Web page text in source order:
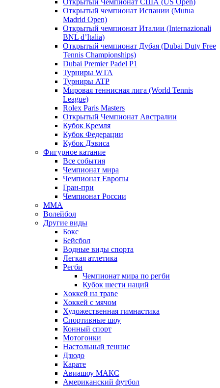
Открытый Чемпионат США (US Open)
Открытый чемпионат Испании (Mutua
Madrid Open)
Открытый чемпионат Италии (Internazionali
BNL d’Italia)
Открытый чемпионат Дубая (Dubai Duty Free
Tennis Championships)
Dubai Premier Padel P1
Турниры WTA
Турниры ATP
Мировая теннисная лига (World Tennis
League)
Rolex Paris Masters
Открытый Чемпионат Австралии
Кубок Кремля
Кубок Федерации
Кубок Дэвиса
Фигурное катание
Все события
Чемпионат мира
Чемпионат Европы
Гран-при
Чемпионат России
MMA
Волейбол
Другие виды
Бокс
Бейсбол
Водные виды спорта
Легкая атлетика
Регби
Чемпионат мира по регби
Кубок шести наций
Хоккей на траве
Хоккей с мячом
Художественная гимнастика
Спортивные шоу
Конный спорт
Мотогонки
Настольный теннис
Дзюдо
Карате
Авиашоу МАКС
Американский футбол